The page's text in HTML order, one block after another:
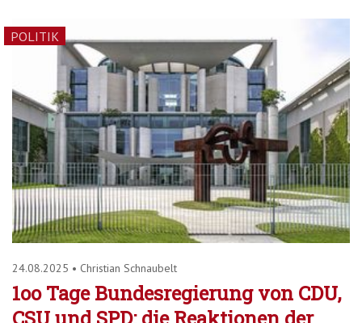
POLITIK
24.08.2025 • Christian Schnaubelt
1oo Tage Bundesregierung von CDU,